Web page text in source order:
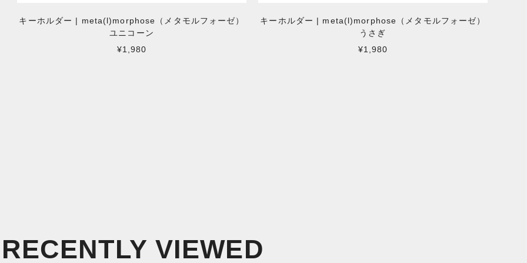
キーホルダー | meta(l)morphose（メタモルフォーゼ）
ユニコーン
¥1,980
キーホルダー | meta(l)morphose（メタモルフォーゼ）
うさぎ
¥1,980
RECENTLY VIEWED